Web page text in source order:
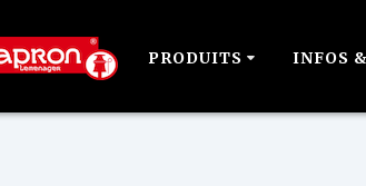
PRODUITS INFOS